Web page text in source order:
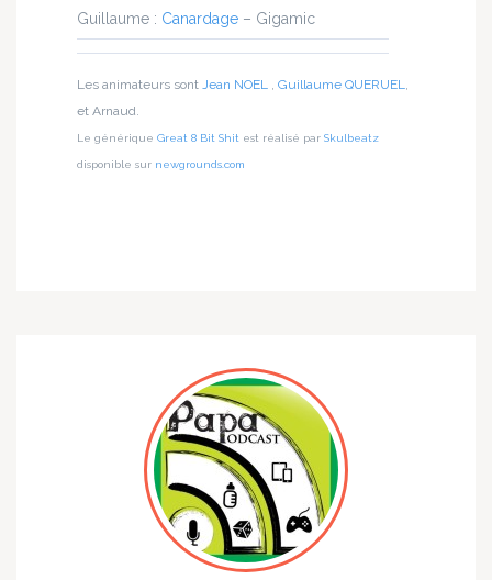
Guillaume : Canardage – Gigamic
Les animateurs sont Jean NOEL , Guillaume QUERUEL,
et Arnaud.
Le générique Great 8 Bit Shit est réalisé par Skulbeatz
disponible sur newgrounds.com